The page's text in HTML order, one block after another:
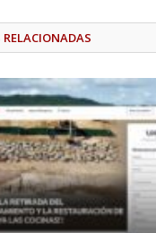
RELACIONADAS